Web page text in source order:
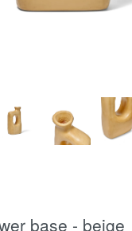
base - beige